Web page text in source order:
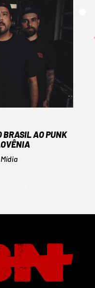
BRASIL AO PUNK